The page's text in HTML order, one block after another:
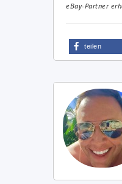
eBay-Partner
teilen